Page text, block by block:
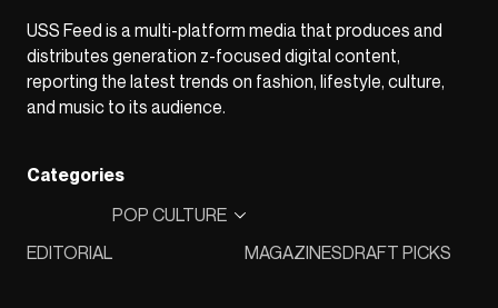
USS Feed is a multi-platform media that produces and
distributes generation z-focused digital content,
reporting the latest trends on fashion, lifestyle, culture,
and music to its audience.
Categories
EDITORIAL
POP CULTURE
MAGAZINESDRAFT PICKS